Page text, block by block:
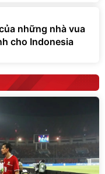
những nhà vua
cho Indonesia